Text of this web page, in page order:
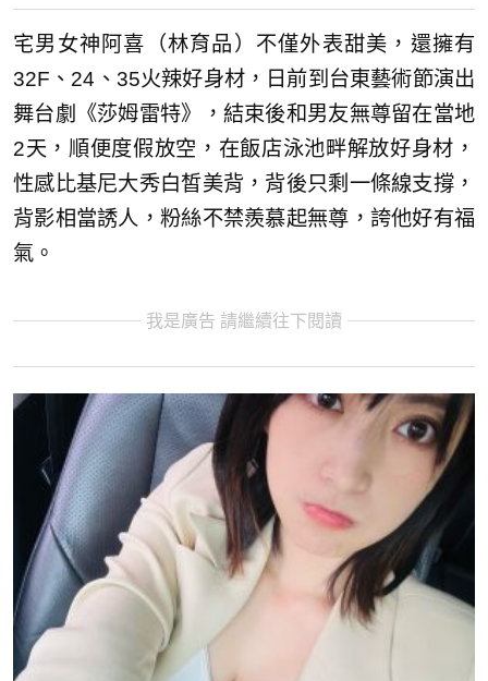
宅男女神阿喜（林育品）不僅外表甜美，還擁有
32F、24、35火辣好身材，日前到台東藝術節演出
舞台劇《莎姆雷特》，結束後和男友無尊留在當地
2天，順便度假放空，在飯店泳池畔解放好身材，
性感比基尼大秀白皙美背，背後只剩一條線支撐，
背影相當誘人，粉絲不禁羨慕起無尊，誇他好有福
氣。
我是廣告 請繼續往下閱讀